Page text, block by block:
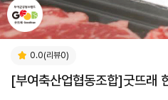
0.0(리뷰0)
[부여축산업협동조합]굿뜨래